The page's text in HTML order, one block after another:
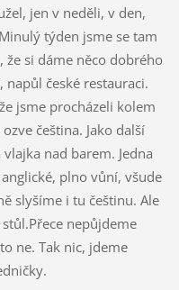
jen v neděli, v den,
týden jsme se tam
si dáme něco dobrého
české restauraci.
jsme procházeli kolem
čeština. Jako další
nad barem. Jedna
plno vůní, všude
slyšíme i tu češtinu. Ale
nepůjdeme
ne. Tak nic, jdeme